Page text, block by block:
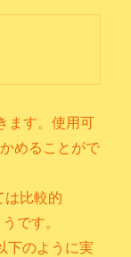
ます。使用可
めることがで
比較的
です。
下のように実